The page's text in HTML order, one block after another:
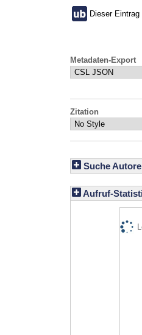
Dieser
Metadaten-Export
Zitation
Suche
Aufruf-